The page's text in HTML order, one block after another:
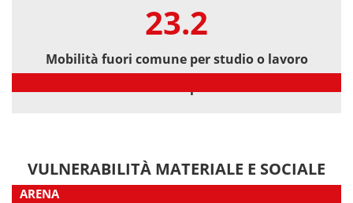
23.2
Mobilità fuori comune per studio o lavoro
VULNERABILITÀ MATERIALE E SOCIALE
ARENA